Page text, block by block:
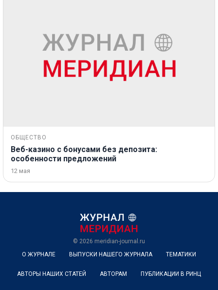
ОБЩЕСТВО
Веб-казино с бонусами без депозита:
особенности предложений
12 мая
© 2026 meridian-journal.ru
О ЖУРНАЛЕ
ВЫПУСКИ НАШЕГО ЖУРНАЛА ТЕМАТИКИ
АВТОРЫ НАШИХ СТАТЕЙ АВТОРАМ ПУБЛИКАЦИИ В РИНЦ